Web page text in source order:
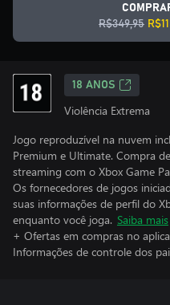
R$349,95
18 ANOS
Violência Extrema
Jogo reproduzível na nuvem
Premium e Ultimate. Compra
streaming com o Xbox Game
Os fornecedores de jogos
suas informações de perfil do
enquanto você joga. Saiba mais
+ Ofertas em compras no
Informações de controle dos